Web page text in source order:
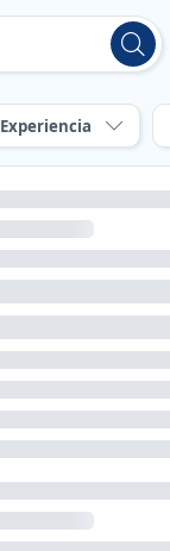
Experiencia